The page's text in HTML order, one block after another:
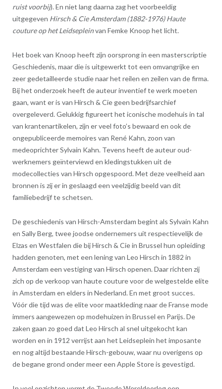
ruist voorbij). En niet lang daarna zag het voorbeeldig
uitgegeven Hirsch & Cie Amsterdam (1882-1976) Haute
couture op het Leidsepleinvan Femke Knoop het licht.
Het boek van Knoop heeft zijn oorsprong in een masterscriptie
Geschiedenis, maar die is uitgewerkt tot een omvangrijke en
zeer gedetailleerde studie naar het reilen en zeilen van de firma.
Bij het onderzoek heeft de auteur inventief te werk moeten
gaan, want er is van Hirsch & Cie geen bedrijfsarchief
overgeleverd. Gelukkig figureert het iconische modehuis in tal
van krantenartikelen, zijn er veel foto’s bewaard en ook de
ongepubliceerde memoires van René Kahn, zoon van
medeoprichter Sylvain Kahn. Tevens heeft de auteur oud-
werknemers geïnterviewd en kledingstukken uit de
modecollecties van Hirsch opgespoord. Met deze veelheid aan
bronnen is zij er in geslaagd een veelzijdig beeld van dit
familiebedrijf te schetsen.
De geschiedenis van Hirsch-Amsterdam begint als Sylvain Kahn
en Sally Berg, twee joodse ondernemers uit respectievelijk de
Elzas en Westfalen die bij Hirsch & Cie in Brussel hun opleiding
hadden genoten, met een lening van Leo Hirsch in 1882 in
Amsterdam een vestiging van Hirsch openen. Daar richten zij
zich op de verkoop van haute couture voor de welgestelde elite
in Amsterdam en elders in Nederland. En met groot succes.
Vóór die tijd was de elite voor maatkleding naar de Franse mode
immers aangewezen op modehuizen in Brussel en Parijs. De
zaken gaan zo goed dat Leo Hirsch al snel uitgekocht kan
worden en in 1912 verrijst aan het Leidseplein het imposante
en nog altijd bestaande Hirsch-gebouw, waar nu overigens op
de begane grond onder meer een Apple Store is gevestigd.